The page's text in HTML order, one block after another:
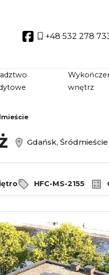
Social link
+48 532 278
wnętrz
Gdańsk, Śródmieście
HFC-MS-2155